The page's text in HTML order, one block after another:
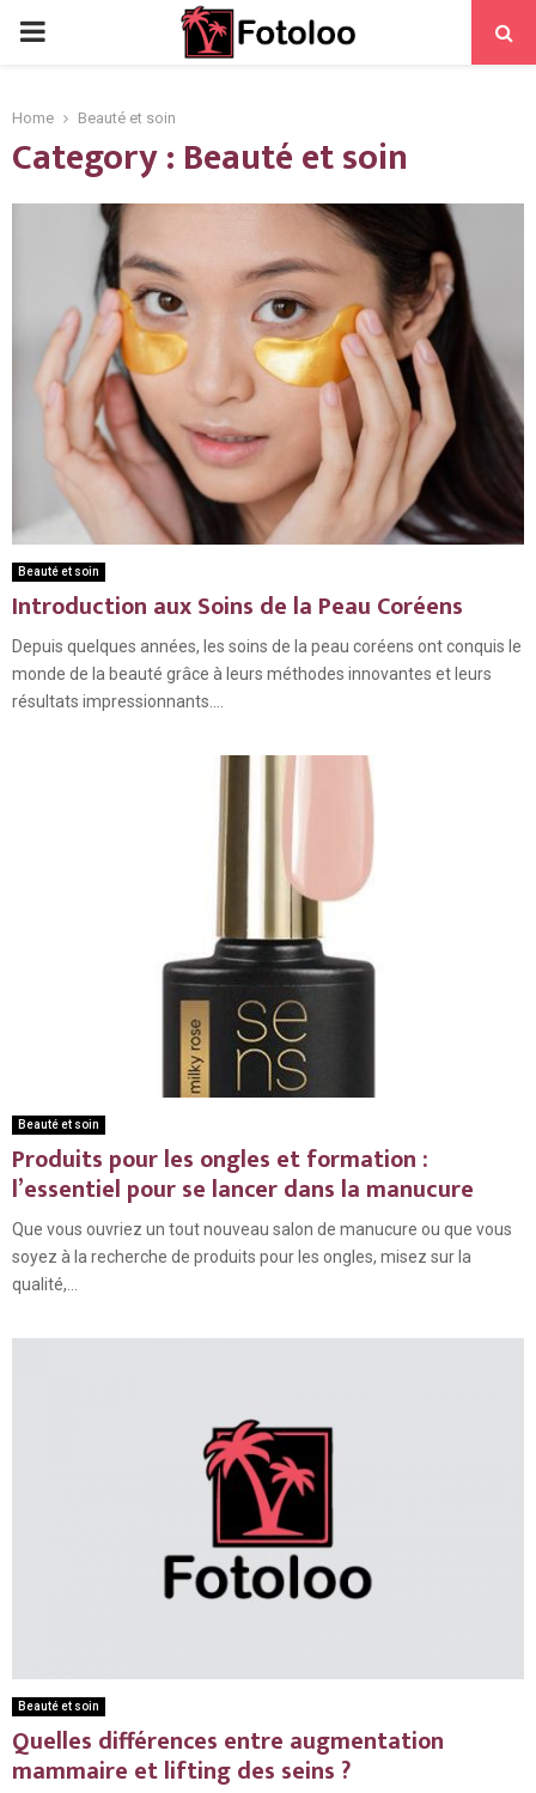
PRIMARY
Home Beauté et soin
Category : Beauté et soin
Beauté et soin
Introduction aux Soins de la Peau Coréens
Depuis quelques années, les soins de la peau coréens ont conquis le
monde de la beauté grâce à leurs méthodes innovantes et leurs
résultats impressionnants....
Beauté et soin
Produits pour les ongles et formation :
l’essentiel pour se lancer dans la manucure
Que vous ouvriez un tout nouveau salon de manucure ou que vous
soyez à la recherche de produits pour les ongles, misez sur la
qualité,...
Beauté et soin
Quelles différences entre augmentation
mammaire et lifting des seins ?